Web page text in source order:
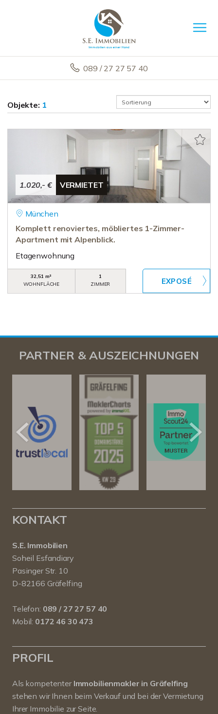
089 / 27 27 57 40
Objekte: 1
1.020,- € VERMIETET
München
Komplett renoviertes, möbliertes 1-Zimmer-
Apartment mit Alpenblick.
Etagenwohnung
32,51 m²
WOHNFLÄCHE
1
ZIMMER
PARTNER & AUSZEICHNUNGEN
KONTAKT
S.E. Immobilien
Soheil Esfandiary
Pasinger Str. 10
D-82166 Gräfelfing
Telefon: 089 / 27 27 57 40
Mobil: 0172 46 30 473
PROFIL
Als kompetenter Immobilienmakler in Gräfelfing
stehen wir Ihnen beim Verkauf und bei der Vermietung
Ihrer Immobilie zur Seite.